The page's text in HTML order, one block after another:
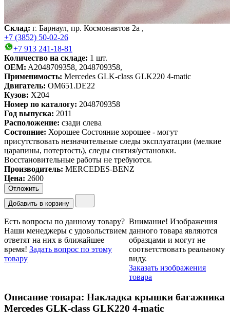
Склад: г. Барнаул, пр. Космонавтов 2а ,
+7 (3852) 50-02-26
+7 913 241-18-81
Количество на складе: 1 шт.
OEM: A2048709358, 2048709358,
Применимость: Mercedes GLK-class GLK220 4-matic
Двигатель: OM651.DE22
Кузов: X204
Номер по каталогу: 2048709358
Год выпуска: 2011
Расположение: сзади слева
Состояние: Хорошее Состояние хорошее - могут
присутствовать незначительные следы эксплуатации (мелкие
царапины, потертость), следы снятия/установки.
Восстановительные работы не требуются.
Производитель: MERCEDES-BENZ
Цена: 2600
Отложить
Добавить в корзину
Есть вопросы по данному товару?
Наши менеджеры с удовольствием
ответят на них в ближайшее
время! Задать вопрос по этому
товару
Внимание! Изображения
данного товара являются
образцами и могут не
соответствовать реальному
виду.
Заказать изображения
товара
Описание товара: Накладка крышки багажника
Mercedes GLK-class GLK220 4-matic